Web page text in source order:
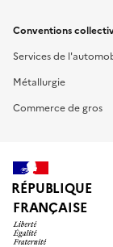
Conventions
Services de
Métallurgie
Commerce de gros
RÉPUBLIQUE
FRANÇAISE